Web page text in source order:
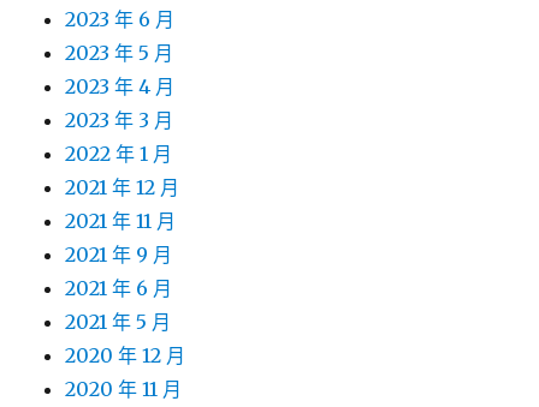
2023 年 6 月
2023 年 5 月
2023 年 4 月
2023 年 3 月
2022 年 1 月
2021 年 12 月
2021 年 11 月
2021 年 9 月
2021 年 6 月
2021 年 5 月
2020 年 12 月
2020 年 11 月